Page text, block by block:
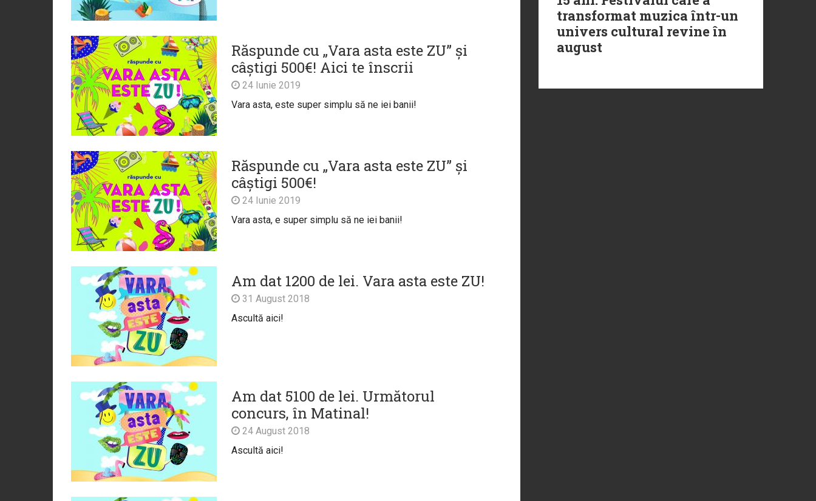
Răspunde cu „Vara asta este ZU” și
câștigi 500€! Aici te înscrii
24 Iunie 2019
Vara asta, este super simplu să ne iei banii!
Răspunde cu „Vara asta este ZU” și
câștigi 500€!
24 Iunie 2019
Vara asta, e super simplu să ne iei banii!
Am dat 1200 de lei. Vara asta este ZU!
31 August 2018
Ascultă aici!
Am dat 5100 de lei. Următorul
concurs, în Matinal!
24 August 2018
Ascultă aici!
transformat muzica într-un
univers cultural revine în
august